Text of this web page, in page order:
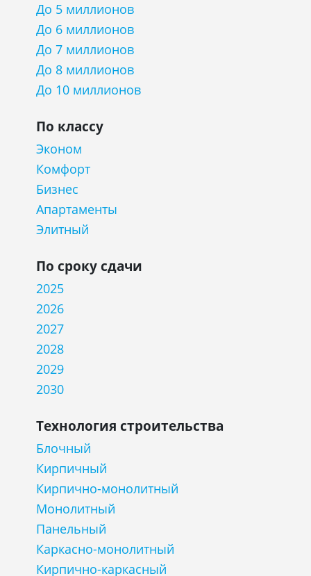
До 5 миллионов
До 6 миллионов
До 7 миллионов
До 8 миллионов
До 10 миллионов
По классу
Эконом
Комфорт
Бизнес
Апартаменты
Элитный
По сроку сдачи
2025
2026
2027
2028
2029
2030
Технология строительства
Блочный
Кирпичный
Кирпично-монолитный
Монолитный
Панельный
Каркасно-монолитный
Кирпично-каркасный